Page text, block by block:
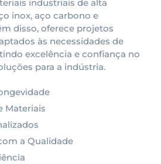
industriais de alta
inox, aço carbono e
disso, oferece projetos
às necessidades de
excelência e confiança no
para a indústria.
Materiais
a Qualidade